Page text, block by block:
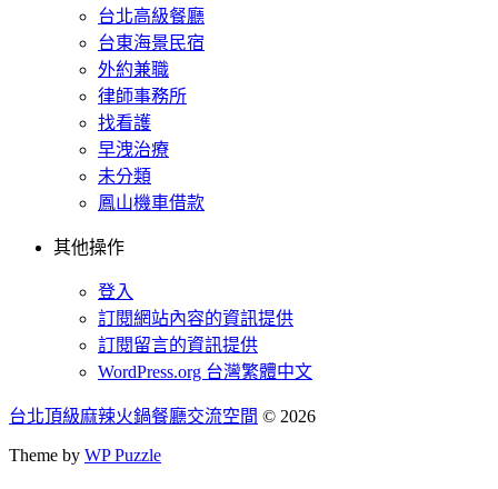
台北高級餐廳
台東海景民宿
外約兼職
律師事務所
找看護
早洩治療
未分類
鳳山機車借款
其他操作
登入
訂閱網站內容的資訊提供
訂閱留言的資訊提供
WordPress.org 台灣繁體中文
台北頂級麻辣火鍋餐廳交流空間 © 2026
Theme by WP Puzzle